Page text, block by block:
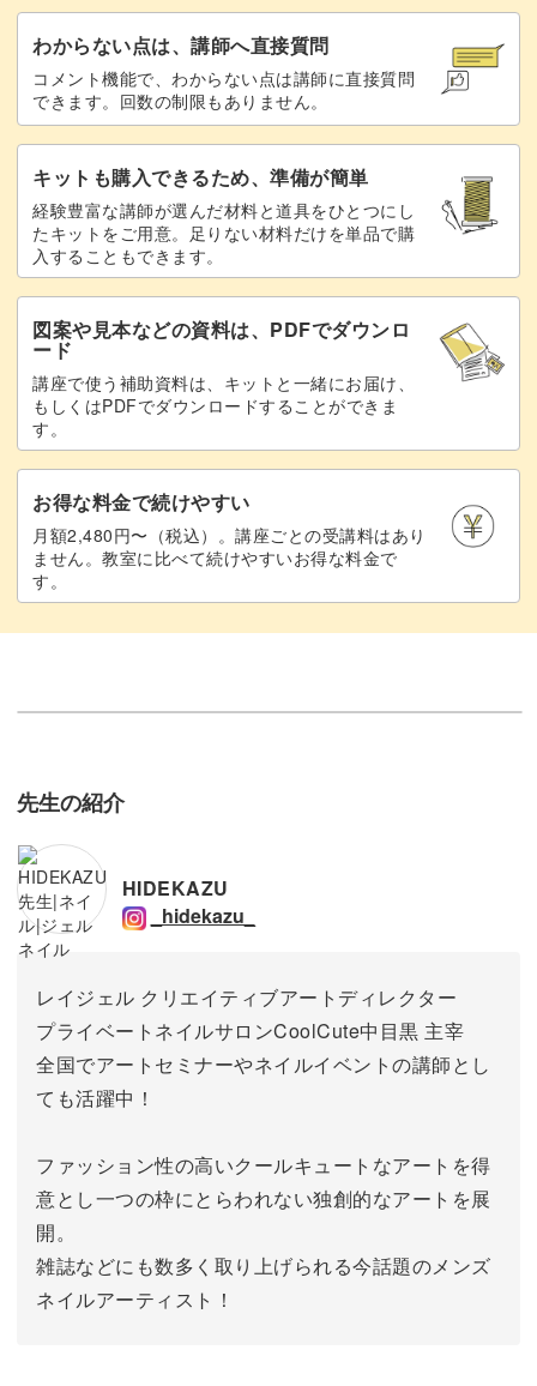
わからない点は、講師へ直接質問
コメント機能で、わからない点は講師に直接質問
できます。回数の制限もありません。
キットも購入できるため、準備が簡単
経験豊富な講師が選んだ材料と道具をひとつにし
たキットをご用意。足りない材料だけを単品で購
入することもできます。
図案や見本などの資料は、PDFでダウンロ
ード
講座で使う補助資料は、キットと一緒にお届け、
もしくはPDFでダウンロードすることができま
す。
お得な料金で続けやすい
月額2,480円〜（税込）。講座ごとの受講料はあり
ません。教室に比べて続けやすいお得な料金で
す。
先生の紹介
HIDEKAZU
_hidekazu_
レイジェル クリエイティブアートディレクター
プライベートネイルサロンCoolCute中目黒 主宰
全国でアートセミナーやネイルイベントの講師とし
ても活躍中！
ファッション性の高いクールキュートなアートを得
意とし一つの枠にとらわれない独創的なアートを展
開。
雑誌などにも数多く取り上げられる今話題のメンズ
ネイルアーティスト！